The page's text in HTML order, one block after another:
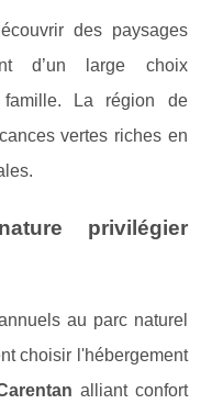
des paysages
d’un large choix
famille. La région de
vertes riches en
privilégier
au parc naturel
choisir l'hébergement
alliant confort